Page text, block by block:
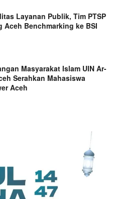
Layanan Publik, Tim PTSP
Aceh Benchmarking ke BSI
Masyarakat Islam UIN Ar-
Serahkan Mahasiswa
Aceh